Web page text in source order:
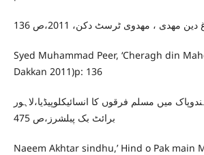
مھدی ، مھدوی ٹرسٹ دکن، 2011،ص 136
Syed Muhammad Peer, ‘Cheragh din
Dakkan 2011)p: 136
میں مسلم فرقوں کا انسائیکلوپیڈیا،لاہور
برائٹ بک پبلشرز،ص 475
Naeem Akhtar sindhu,’ Hind o Pak main